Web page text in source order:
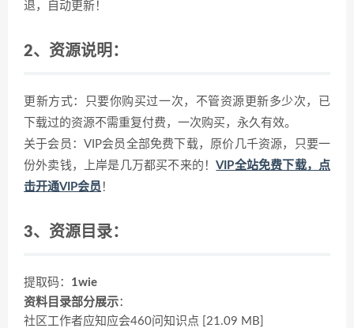
退，自动更新！
2、资源说明：
更新方式：只要你购买过一次，不管资源更新多少次，已
下载过的资源不需重复付费，一次购买，永久有效。
关于会员：VIP会员全部免费下载，原价几千资源，只要一
份外卖钱，上岸是几万都买不来的！VIP全站免费下载，点
击开通VIP会员 ！
3、资源目录：
提取码： 1wie
资料目录部分展示：
社区工作者应知应会460问知识点 [21.09 MB]